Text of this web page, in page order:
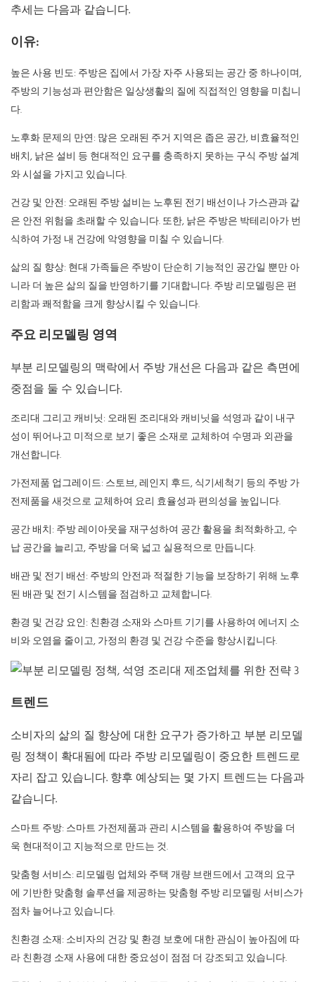
추세는 다음과 같습니다.
이유:
높은 사용 빈도: 주방은 집에서 가장 자주 사용되는 공간 중 하나이며,
주방의 기능성과 편안함은 일상생활의 질에 직접적인 영향을 미칩니
다.
노후화 문제의 만연: 많은 오래된 주거 지역은 좁은 공간, 비효율적인
배치, 낡은 설비 등 현대적인 요구를 충족하지 못하는 구식 주방 설계
와 시설을 가지고 있습니다.
건강 및 안전: 오래된 주방 설비는 노후된 전기 배선이나 가스관과 같
은 안전 위험을 초래할 수 있습니다. 또한, 낡은 주방은 박테리아가 번
식하여 가정 내 건강에 악영향을 미칠 수 있습니다.
삶의 질 향상: 현대 가족들은 주방이 단순히 기능적인 공간일 뿐만 아
니라 더 높은 삶의 질을 반영하기를 기대합니다. 주방 리모델링은 편
리함과 쾌적함을 크게 향상시킬 수 있습니다.
주요 리모델링 영역
부분 리모델링의 맥락에서 주방 개선은 다음과 같은 측면에
중점을 둘 수 있습니다.
조리대 그리고 캐비닛: 오래된 조리대와 캐비닛을 석영과 같이 내구
성이 뛰어나고 미적으로 보기 좋은 소재로 교체하여 수명과 외관을
개선합니다.
가전제품 업그레이드: 스토브, 레인지 후드, 식기세척기 등의 주방 가
전제품을 새것으로 교체하여 요리 효율성과 편의성을 높입니다.
공간 배치: 주방 레이아웃을 재구성하여 공간 활용을 최적화하고, 수
납 공간을 늘리고, 주방을 더욱 넓고 실용적으로 만듭니다.
배관 및 전기 배선: 주방의 안전과 적절한 기능을 보장하기 위해 노후
된 배관 및 전기 시스템을 점검하고 교체합니다.
환경 및 건강 요인: 친환경 소재와 스마트 기기를 사용하여 에너지 소
비와 오염을 줄이고, 가정의 환경 및 건강 수준을 향상시킵니다.
트렌드
소비자의 삶의 질 향상에 대한 요구가 증가하고 부분 리모델
링 정책이 확대됨에 따라 주방 리모델링이 중요한 트렌드로
자리 잡고 있습니다. 향후 예상되는 몇 가지 트렌드는 다음과
같습니다.
스마트 주방: 스마트 가전제품과 관리 시스템을 활용하여 주방을 더
욱 현대적이고 지능적으로 만드는 것.
맞춤형 서비스: 리모델링 업체와 주택 개량 브랜드에서 고객의 요구
에 기반한 맞춤형 솔루션을 제공하는 맞춤형 주방 리모델링 서비스가
점차 늘어나고 있습니다.
친환경 소재: 소비자의 건강 및 환경 보호에 대한 관심이 높아짐에 따
라 친환경 소재 사용에 대한 중요성이 점점 더 강조되고 있습니다.